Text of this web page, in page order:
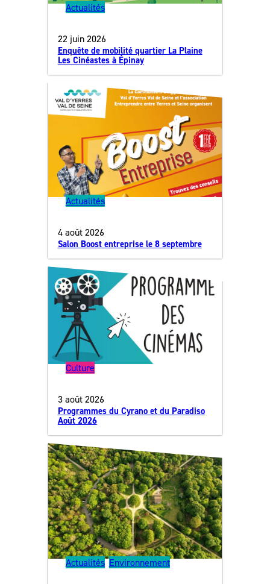
Actualités
22 juin 2026
Enquête de mobilité quartier La Plaine
Les Cinéastes à Épinay
Actualités
4 août 2026
Salon Boost entreprise le 8 septembre
Culture
3 août 2026
Programmes du Cyrano et du Paradiso
Août 2026
Actualités, Environnement